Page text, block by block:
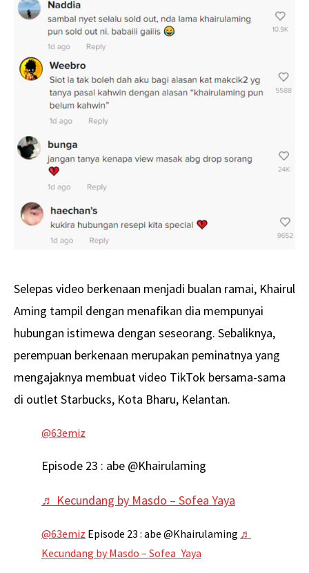
Selepas video berkenaan menjadi bualan ramai, Khairul
Aming tampil dengan menafikan dia mempunyai
hubungan istimewa dengan seseorang. Sebaliknya,
perempuan berkenaan merupakan peminatnya yang
mengajaknya membuat video TikTok bersama-sama
di outlet Starbucks, Kota Bharu, Kelantan.
@63emiz
Episode 23 : abe @Khairulaming
♬ Kecundang by Masdo – Sofea Yaya
@63emiz Episode 23 : abe @Khairulaming ♬
Kecundang by Masdo – Sofea Yaya